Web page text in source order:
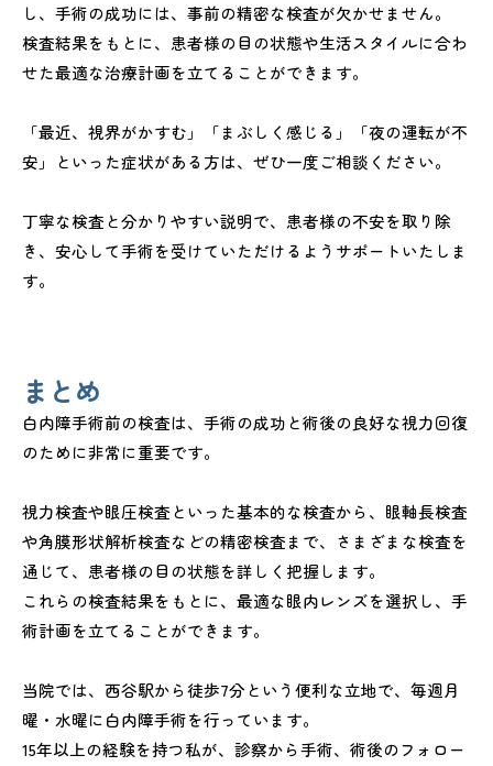
し、手術の成功には、事前の精密な検査が欠かせません。
検査結果をもとに、患者様の目の状態や生活スタイルに合わ
せた最適な治療計画を立てることができます。
「最近、視界がかすむ」「まぶしく感じる」「夜の運転が不
安」といった症状がある方は、ぜひ一度ご相談ください。
丁寧な検査と分かりやすい説明で、患者様の不安を取り除
き、安心して手術を受けていただけるようサポートいたしま
す。
まとめ
白内障手術前の検査は、手術の成功と術後の良好な視力回復
のために非常に重要です。
視力検査や眼圧検査といった基本的な検査から、眼軸長検査
や角膜形状解析検査などの精密検査まで、さまざまな検査を
通じて、患者様の目の状態を詳しく把握します。
これらの検査結果をもとに、最適な眼内レンズを選択し、手
術計画を立てることができます。
当院では、西谷駅から徒歩7分という便利な立地で、毎週月
曜・水曜に白内障手術を行っています。
15年以上の経験を持つ私が、診察から手術、術後のフォロー